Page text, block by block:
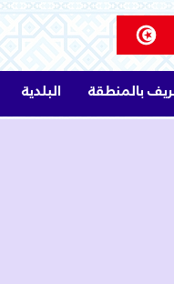
البلدية بالمنطقة